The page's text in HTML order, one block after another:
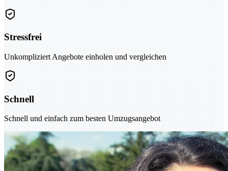
Stressfrei
Unkompliziert Angebote einholen und vergleichen
Schnell
Schnell und einfach zum besten Umzugsangebot